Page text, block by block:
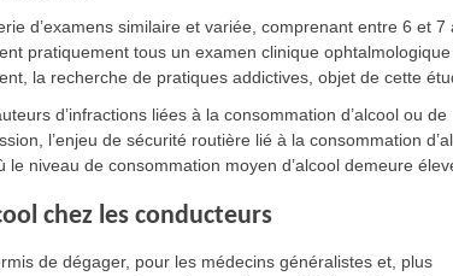
d’examens similaire et variée, comprenant entre 6 et 7
pratiquement tous un examen clinique
la recherche de pratiques addictives, objet de cette
d’infractions liées à la consommation d’alcool ou de
l’enjeu de sécurité routière lié à la consommation
niveau de consommation moyen d’alcool demeure
chez les conducteurs
de dégager, pour les médecins généralistes et, plus